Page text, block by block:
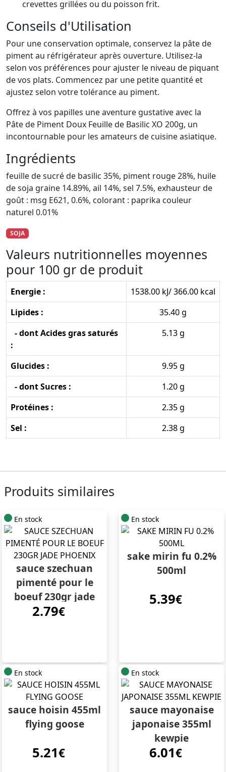
crevettes grillées ou du poisson frit.
Conseils d'Utilisation
Pour une conservation optimale, conservez la pâte de
piment au réfrigérateur après ouverture. Utilisez-la
selon vos préférences pour ajuster le niveau de piquant
de vos plats. Commencez par une petite quantité et
ajustez selon votre tolérance au piment.
Offrez à vos papilles une aventure gustative avec la
Pâte de Piment Doux Feuille de Basilic XO 200g, un
incontournable pour les amateurs de cuisine asiatique.
Ingrédients
feuille de sucré de basilic 35%, piment rouge 28%, huile
de soja graine 14.89%, ail 14%, sel 7.5%, exhausteur de
goût : msg E621, 0.6%, colorant : paprika couleur
naturel 0.01%
SOJA
Valeurs nutritionnelles moyennes
pour 100 gr de produit
Energie :
1538.00 kJ/ 366.00 kcal
Lipides :
35.40 g
- dont Acides gras saturés
:
5.13 g
Glucides :
9.95 g
- dont Sucres :
1.20 g
Protéines :
2.35 g
Sel :
2.38 g
Produits similaires
En stock
sauce szechuan
pimenté pour le
boeuf 230gr jade
phoenix
2.79€
En stock
sake mirin fu 0.2%
500ml
5.39€
En stock
sauce hoisin 455ml
flying goose
5.21€
En stock
sauce mayonaise
japonaise 355ml
kewpie
6.01€